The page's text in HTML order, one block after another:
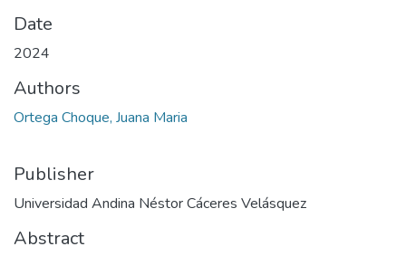
Date
2024
Authors
Ortega Choque, Juana Maria
Publisher
Universidad Andina Néstor Cáceres Velásquez
Abstract